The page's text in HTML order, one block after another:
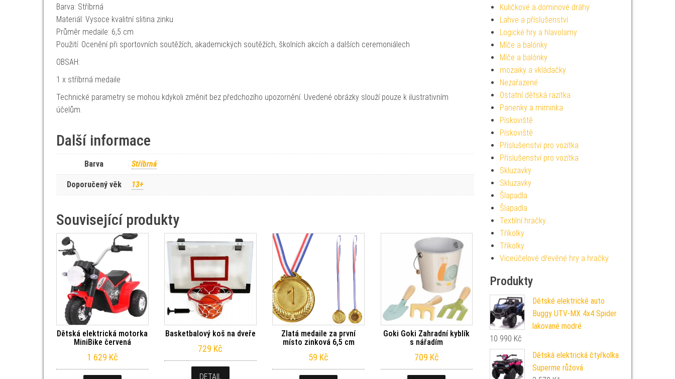
Barva: Stříbrná
Materiál: Vysoce kvalitní slitina zinku
Průměr medaile: 6,5 cm
Použití: Ocenění při sportovních soutěžích, akademických soutěžích, školních akcích a dalších ceremoniálech
OBSAH:
1 x stříbrná medaile
Technické parametry se mohou kdykoli změnit bez předchozího upozornění. Uvedené obrázky slouží pouze k ilustrativním
účelům.
Další informace
Barva Stříbrná
Doporučený věk 13+
Související produkty
Dětská elektrická motorka
MiniBike červená
1 629 Kč
Basketbalový koš na dveře
729 Kč
DETAIL
Zlatá medaile za první
místo zinková 6,5 cm
59 Kč
Goki Goki Zahradní kyblík
s nářadím
709 Kč
Kuličkové a dominové dráhy
Lahve a příslušenství
Logické hry a hlavolamy
Míče a balónky
Míče a balónky
mozaiky a vkládačky
Nezařazené
Ostatní dětská razítka
Panenky a miminka
Pískoviště
Pískoviště
Příslušenství pro vozítka
Příslušenství pro vozítka
Skluzavky
Skluzavky
Šlapadla
Šlapadla
Textilní hračky
Tříkolky
Tříkolky
Víceúčelové dřevěné hry a hračky
Produkty
Dětské elektrické auto
Buggy UTV-MX 4x4 Spider
lakované modré
10 990 Kč
Dětská elektrická čtyřkolka
Superme růžová